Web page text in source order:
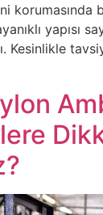
korumasında
yapısı
Kesinlikle